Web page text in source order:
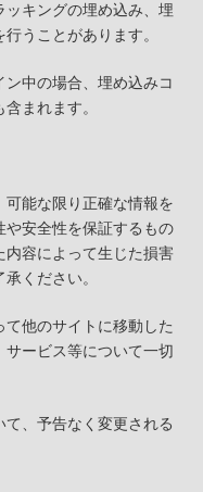
キングの埋め込み、埋
うことがあります。
中の場合、埋め込みコ
まれます。
能な限り正確な情報を
安全性を保証するもの
内容によって生じた損害
ください。
他のサイトに移動した
ービス等について一切
、予告なく変更される